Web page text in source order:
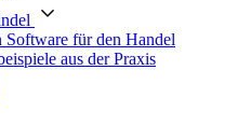
Software für den Handel
aus der Praxis